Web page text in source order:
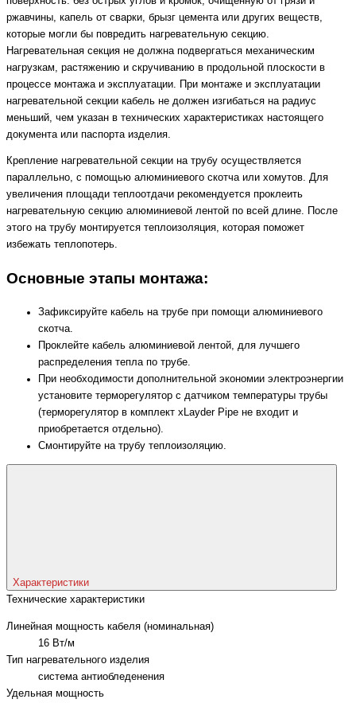
ржавчины, капель от сварки, брызг цемента или других веществ,
которые могли бы повредить нагревательную секцию.
Нагревательная секция не должна подвергаться механическим
нагрузкам, растяжению и скручиванию в продольной плоскости в
процессе монтажа и эксплуатации. При монтаже и эксплуатации
нагревательной секции кабель не должен изгибаться на радиус
меньший, чем указан в технических характеристиках настоящего
документа или паспорта изделия.
Крепление нагревательной секции на трубу осуществляется
параллельно, с помощью алюминиевого скотча или хомутов. Для
увеличения площади теплоотдачи рекомендуется проклеить
нагревательную секцию алюминиевой лентой по всей длине. После
этого на трубу монтируется теплоизоляция, которая поможет
избежать теплопотерь.
Основные этапы монтажа:
Зафиксируйте кабель на трубе при помощи алюминиевого
скотча.
Проклейте кабель алюминиевой лентой, для лучшего
распределения тепла по трубе.
При необходимости дополнительной экономии электроэнергии
установите терморегулятор с датчиком температуры трубы
(терморегулятор в комплект xLayder Pipe не входит и
приобретается отдельно).
Смонтируйте на трубу теплоизоляцию.
Характеристики
Технические характеристики
Линейная мощность кабеля (номинальная)
16 Вт/м
Тип нагревательного изделия
система антиобледенения
Удельная мощность